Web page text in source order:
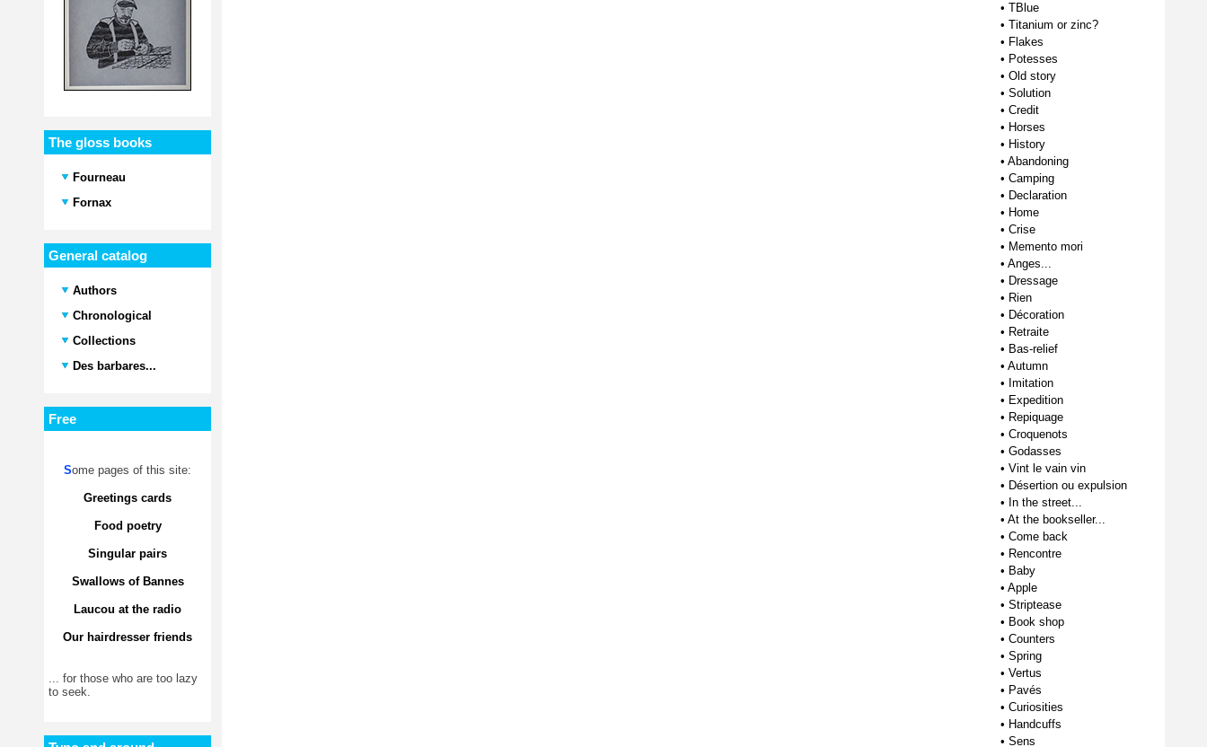
The gloss books
Fourneau
Fornax
General catalog
Authors
Chronological
Collections
Des barbares...
Free
Some pages of this site:
Greetings cards
Food poetry
Singular pairs
Swallows of Bannes
Laucou at the radio
Our hairdresser friends
... for those who are too lazy
to seek.
• TBlue
• Titanium or zinc?
• Flakes
• Potesses
• Old story
• Solution
• Credit
• Horses
• History
• Abandoning
• Camping
• Declaration
• Home
• Crise
• Memento mori
• Anges...
• Dressage
• Rien
• Décoration
• Retraite
• Bas-relief
• Autumn
• Imitation
• Expedition
• Repiquage
• Croquenots
• Godasses
• Vint le vain vin
• Désertion ou expulsion
• In the street...
• At the bookseller...
• Come back
• Rencontre
• Baby
• Apple
• Striptease
• Book shop
• Counters
• Spring
• Vertus
• Pavés
• Curiosities
• Handcuffs
• Sens